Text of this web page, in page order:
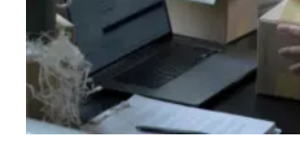
णा
र
वा
ढ